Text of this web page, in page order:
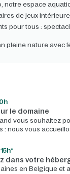
notre espace
de jeux
pour tous :
pleine nature avec
le domaine​
vous souhaitez
: nous vous
dans votre
en Belgique et